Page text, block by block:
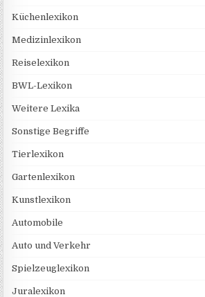
Küchenlexikon
Medizinlexikon
Reiselexikon
BWL-Lexikon
Weitere Lexika
Sonstige Begriffe
Tierlexikon
Gartenlexikon
Kunstlexikon
Automobile
Auto und Verkehr
Spielzeuglexikon
Juralexikon